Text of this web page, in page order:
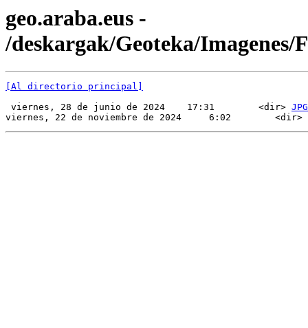
geo.araba.eus -
/deskargak/Geoteka/Imagenes/
[Al directorio principal]
viernes, 28 de junio de 2024    17:31        <dir> JPG
viernes, 22 de noviembre de 2024     6:02        <dir>